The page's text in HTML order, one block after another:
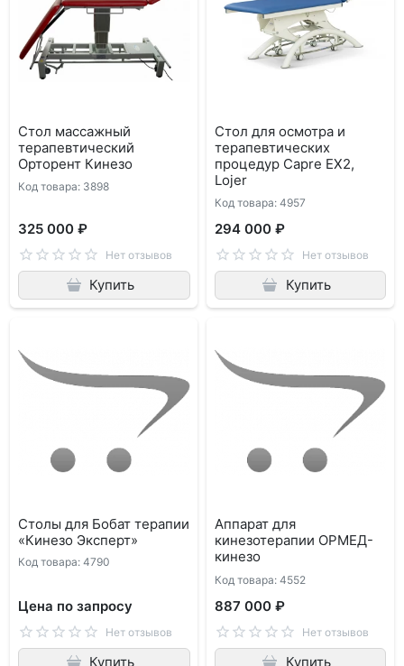
Стол массажный
терапевтический
Орторент Кинезо
Код товара: 3898
325 000 ₽
Нет отзывов
Купить
Стол для осмотра и
терапевтических
процедур Capre EX2,
Lojer
Код товара: 4957
294 000 ₽
Нет отзывов
Купить
Столы для Бобат терапии
«Кинезо Эксперт»
Код товара: 4790
Цена по запросу
Нет отзывов
Купить
Аппарат для
кинезотерапии ОРМЕД-
кинезо
Код товара: 4552
887 000 ₽
Нет отзывов
Купить